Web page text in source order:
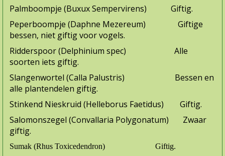
Palmboompje (Buxux Sempervirens) Giftig.
Peperboompje (Daphne Mezereum) Giftige
bessen, niet giftig voor vogels.
Ridderspoor (Delphinium spec) Alle
soorten iets giftig.
Slangenwortel (Calla Palustris) Bessen en
alle plantendelen giftig.
Stinkend Nieskruid (Helleborus Faetidus) Giftig.
Salomonszegel (Convallaria Polygonatum) Zwaar
giftig.
Sumak (Rhus Toxicedendron) Giftig.